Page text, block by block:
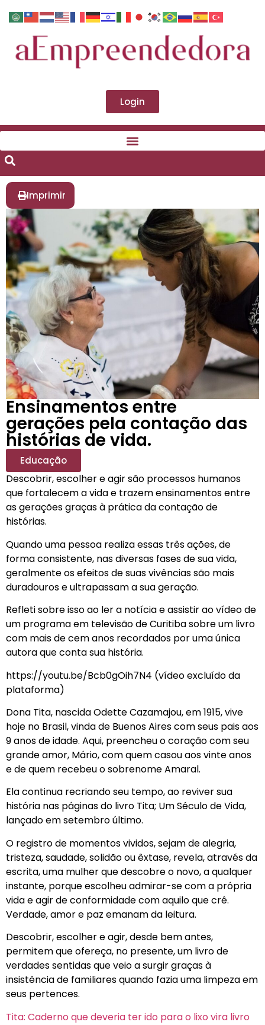
Login
Imprimir
Ensinamentos entre
gerações pela contação das
histórias de vida.
Educação
Descobrir, escolher e agir são processos humanos
que fortalecem a vida e trazem ensinamentos entre
as gerações graças à prática da contação de
histórias.
Quando uma pessoa realiza essas três ações, de
forma consistente, nas diversas fases de sua vida,
geralmente os efeitos de suas vivências são mais
duradouros e ultrapassam a sua geração.
Refleti sobre isso ao ler a notícia e assistir ao vídeo de
um programa em televisão de Curitiba sobre um livro
com mais de cem anos recordados por uma única
autora que conta sua história.
https://youtu.be/Bcb0gOih7N4 (vídeo excluído da
plataforma)
Dona Tita, nascida Odette Cazamajou, em 1915, vive
hoje no Brasil, vinda de Buenos Aires com seus pais aos
9 anos de idade. Aqui, preencheu o coração com seu
grande amor, Mário, com quem casou aos vinte anos
e de quem recebeu o sobrenome Amaral.
Ela continua recriando seu tempo, ao reviver sua
história nas páginas do livro Tita; Um Século de Vida,
lançado em setembro último.
O registro de momentos vividos, sejam de alegria,
tristeza, saudade, solidão ou êxtase, revela, através da
escrita, uma mulher que descobre o novo, a qualquer
instante, porque escolheu admirar-se com a própria
vida e agir de conformidade com aquilo que crê.
Verdade, amor e paz emanam da leitura.
Descobrir, escolher e agir, desde bem antes,
permitem que ofereça, no presente, um livro de
verdades sentidas que veio a surgir graças à
insistência de familiares quando fazia uma limpeza em
seus pertences.
Tita: Caderno que deveria ter ido para o lixo vira livro